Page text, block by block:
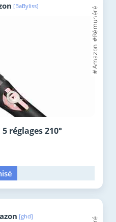
[BaByliss]
réglages 210°
[ghd]